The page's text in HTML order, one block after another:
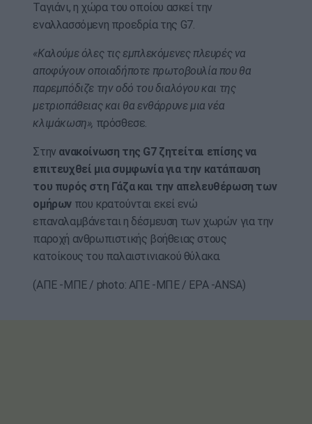
Ταγιάνι, η χώρα του οποίου ασκεί την
εναλλασσόμενη προεδρία της G7.
«Καλούμε όλες τις εμπλεκόμενες πλευρές να
αποφύγουν οποιαδήποτε πρωτοβουλία που θα
παρεμπόδιζε την οδό του διαλόγου και της
μετριοπάθειας και θα ενθάρρυνε μια νέα
κλιμάκωση», πρόσθεσε.
Στην ανακοίνωση της G7 ζητείται επίσης να
επιτευχθεί μια συμφωνία για την κατάπαυση
του πυρός στη Γάζα και την απελευθέρωση των
ομήρων που κρατούνται εκεί ενώ
επαναλαμβάνεται η δέσμευση των χωρών για την
παροχή ανθρωπιστικής βοήθειας στους
κατοίκους του παλαιστινιακού θύλακα.
(ΑΠΕ -ΜΠΕ / photo: ΑΠΕ -ΜΠΕ / EPA -ANSA)